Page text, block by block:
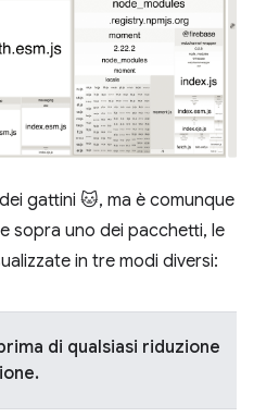
gattini 🐱, ma è comunque
sopra uno dei pacchetti, le
in tre modi diversi:
di qualsiasi riduzione